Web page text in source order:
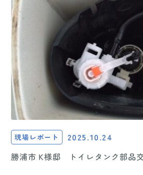
現場レポート 2025.10.24
勝浦市 K様邸 トイレタンク部品